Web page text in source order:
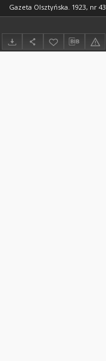
Gazeta Olsztyńska. 1923, nr 43